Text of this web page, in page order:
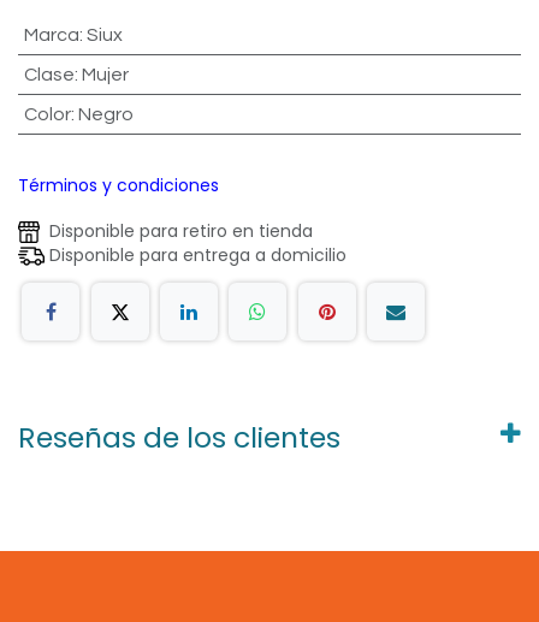
Marca: Siux
Clase: Mujer
Color: Negro
Términos y condiciones
Disponible para retiro en tienda
Disponible para entrega a domicilio
Reseñas de los clientes